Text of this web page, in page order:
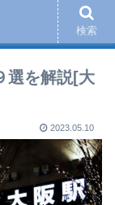
選を解説[大
2023.05.10
検索